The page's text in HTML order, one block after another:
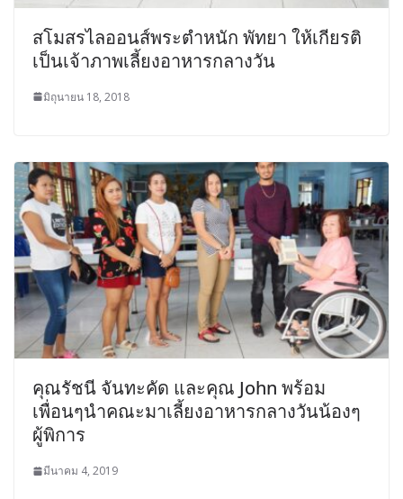
สโมสรไลออนส์พระตำหนัก พัทยา ให้เกียรติ
เป็นเจ้าภาพเลี้ยงอาหารกลางวัน
มิถุนายน 18, 2018
คุณรัชนี จันทะคัด และคุณ John พร้อม
เพื่อนๆนำคณะมาเลี้ยงอาหารกลางวันน้องๆ
ผู้พิการ
มีนาคม 4, 2019